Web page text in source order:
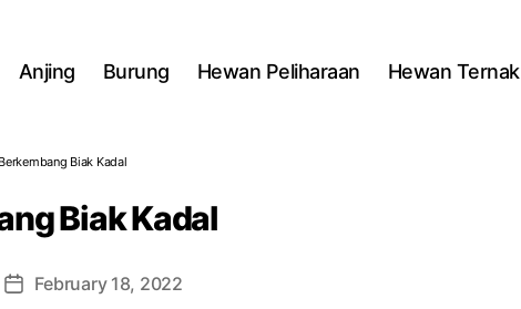
Anjing Burung Hewan Peliharaan Hewan Ternak
Biak Kadal
Biak Kadal
PostFebruary 18, 2022